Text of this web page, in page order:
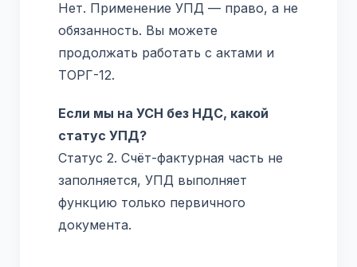
Нет. Применение УПД — право, а не
обязанность. Вы можете
продолжать работать с актами и
ТОРГ-12.
Если мы на УСН без НДС, какой
статус УПД?
Статус 2. Счёт-фактурная часть не
заполняется, УПД выполняет
функцию только первичного
документа.